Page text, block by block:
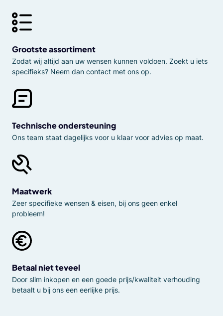
Grootste assortiment
Zodat wij altijd aan uw wensen kunnen voldoen. Zoekt u iets
specifieks? Neem dan contact met ons op.
Technische ondersteuning
Ons team staat dagelijks voor u klaar voor advies op maat.
Maatwerk
Zeer specifieke wensen & eisen, bij ons geen enkel
probleem!
Betaal niet teveel
Door slim inkopen en een goede prijs/kwaliteit verhouding
betaalt u bij ons een eerlijke prijs.